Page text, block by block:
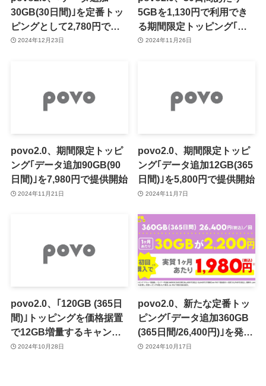
30GB(30日間)｣を定番トッ
ピングとして2,780円で提
供へ
2024年12月23日
5GBを1,130円で利用でき
る期間限定トッピング｢デ
ータ追加30GB(180日間)｣
2024年11月26日
povo2.0、期間限定トッピ
ング｢データ追加90GB(90
日間)｣を7,980円で提供開始
2024年11月21日
povo2.0、期間限定トッピ
ング｢データ追加12GB(365
日間)｣を5,800円で提供開始
2024年11月7日
povo2.0、｢120GB (365日
間)｣トッピングを価格据置
で12GB増量するキャンペ
ーンを開始（4日間限定）
2024年10月28日
povo2.0、新たな定番トッ
ピング｢データ追加360GB
(365日間/26,400円)｣を発表
ｰ 1カ月あたり30GBを
2024年10月17日